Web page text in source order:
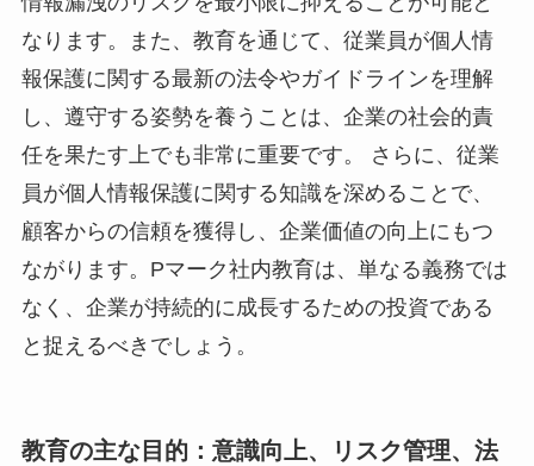
なります。また、教育を通じて、従業員が個人情
報保護に関する最新の法令やガイドラインを理解
し、遵守する姿勢を養うことは、企業の社会的責
任を果たす上でも非常に重要です。 さらに、従業
員が個人情報保護に関する知識を深めることで、
顧客からの信頼を獲得し、企業価値の向上にもつ
ながります。Pマーク社内教育は、単なる義務では
なく、企業が持続的に成長するための投資である
と捉えるべきでしょう。
教育の主な目的：意識向上、リスク管理、法